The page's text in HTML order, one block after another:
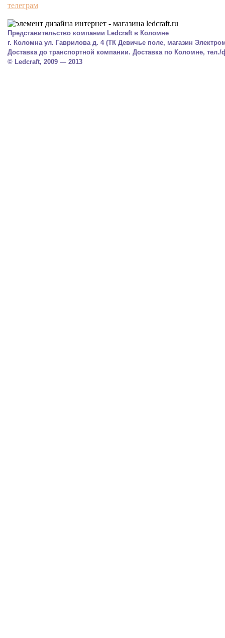
телеграм
Представительство компании Ledcraft в Коломне
г. Коломна ул. Гаврилова д. 4 (ТК Девичье поле, магазин
Доставка до транспортной компании. Доставка по Коломне, тел./
© Ledcraft, 2009 — 2013